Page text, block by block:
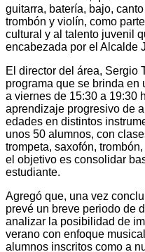
guitarra, batería, bajo,
trombón y violín, como
cultural y al talento juvenil
encabezada por el Alcalde
El director del área, Sergio
programa que se brinda
a viernes de 15:30 a 19:30
aprendizaje progresivo de
edades en distintos
unos 50 alumnos, con
trompeta, saxofón,
el objetivo es consolidar
estudiante.
Agregó que, una vez
prevé un breve periodo de
analizar la posibilidad de
verano con enfoque
alumnos inscritos como a